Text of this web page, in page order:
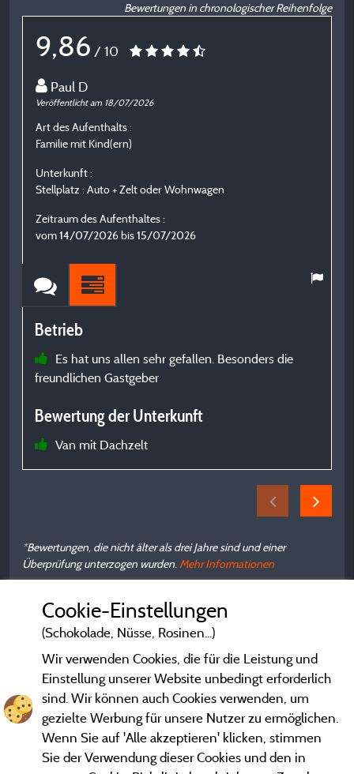
Bewertungen in chronologischer Reihenfolge
9,86 / 10
Paul D
Veröffentlicht am 18/07/2026
Art des Aufenthalts :
Familie mit Kind(ern)
Unterkunft :
Stellplatz : Auto + Zelt oder Wohnwagen
Zeitraum des Aufenthaltes :
vom 14/07/2026 bis 15/07/2026
Betrieb
Es hat uns allen sehr gefallen. Besonders die
freundlichen Gastgeber
Bewertung der Unterkunft
Van mit Dachzelt
*Bewertungen, die nicht älter als drei Jahre sind und einer
Überprüfung unterzogen wurden. Mehr Informationen
Cookie-Einstellungen
(Schokolade, Nüsse, Rosinen...)
Wir verwenden Cookies, die für die Leistung und
Einstellung unserer Website unbedingt erforderlich
sind. Wir können auch Cookies verwenden, um
gezielte Werbung für unsere Nutzer zu ermöglichen.
Wenn Sie auf 'Alle akzeptieren' klicken, stimmen
Sie der Verwendung dieser Cookies und den in